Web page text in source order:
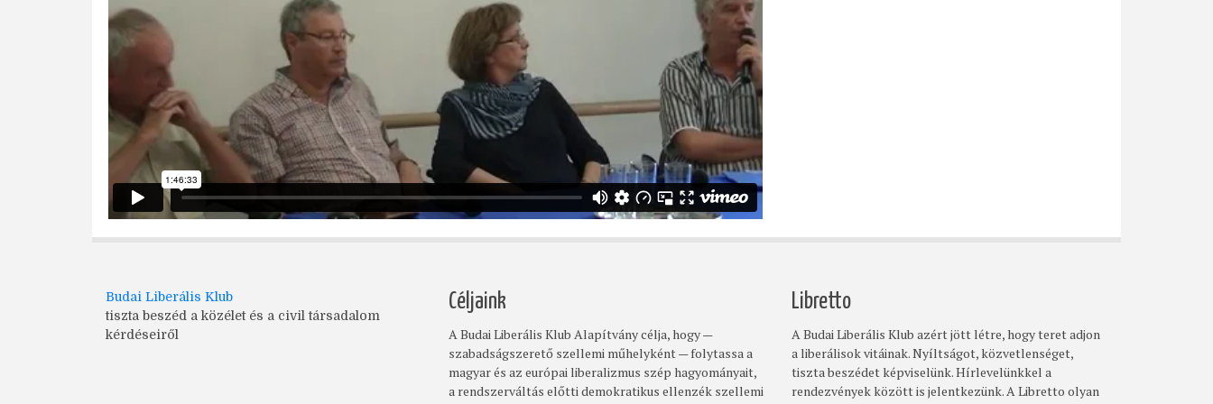
Budai Liberális Klub
tiszta beszéd a közélet és a civil társadalom
kérdéseiről
Céljaink
A Budai Liberális Klub Alapítvány célja, hogy —
szabadságszerető szellemi műhelyként — folytassa a
magyar és az európai liberalizmus szép hagyományait,
a rendszerváltás előtti demokratikus ellenzék szellemi
Libretto
A Budai Liberális Klub azért jött létre, hogy teret adjon
a liberálisok vitáinak. Nyíltságot, közvetlenséget,
tiszta beszédet képviselünk. Hírlevelünkkel a
rendezvények között is jelentkezünk. A Libretto olyan